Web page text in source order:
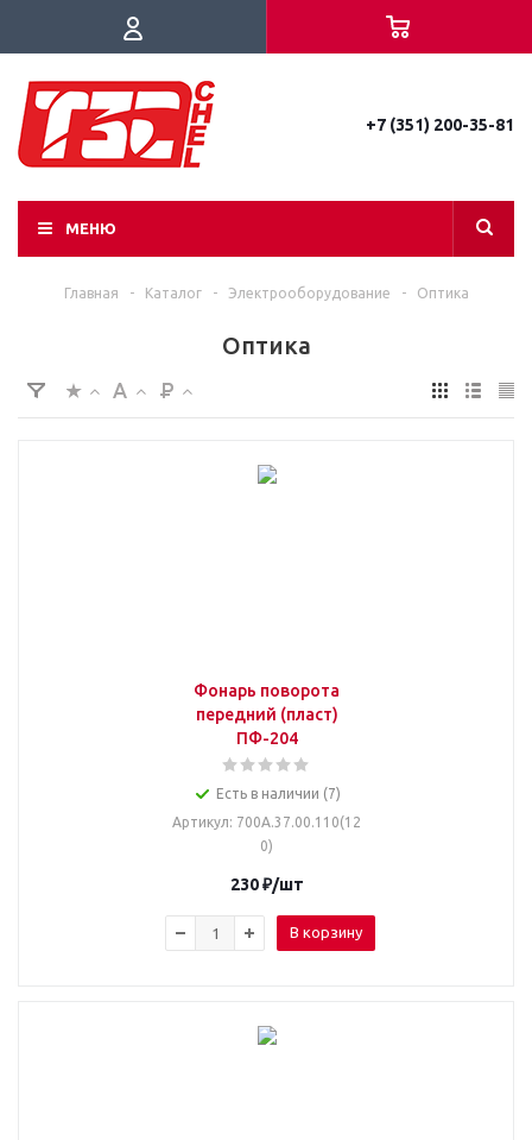
+7 (351) 200-35-81
МЕНЮ
Главная - Каталог - Электрооборудование - Оптика
Оптика
Фонарь поворота
передний (пласт)
ПФ-204
Есть в наличии (7)
Артикул: 700А.37.00.110(12
0)
230₽/шт
В корзину